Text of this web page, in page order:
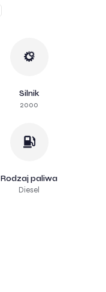
Silnik
2000
Rodzaj paliwa
Diesel